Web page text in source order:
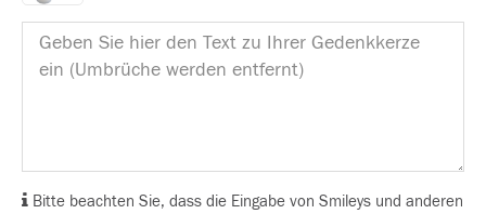
Bitte beachten Sie, dass die Eingabe von Smileys und anderen